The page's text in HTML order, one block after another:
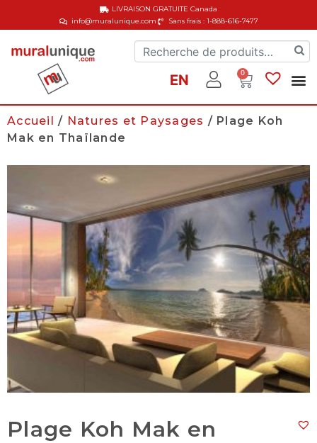
info@muralunique.com Sans frais : 1-888-616-7477
LIVRAISON GRATUITECanada
EN 0
Accueil / Natures et Paysages / Plage Koh
Mak en Thaïlande
Plage Koh Mak en